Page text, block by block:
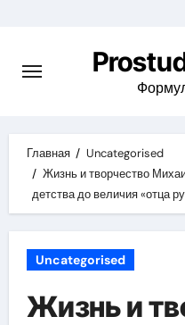
содержимому
Главная
Uncategorised
Жизнь и творчество
детства до величия «отца
Uncategorised
Жизнь и